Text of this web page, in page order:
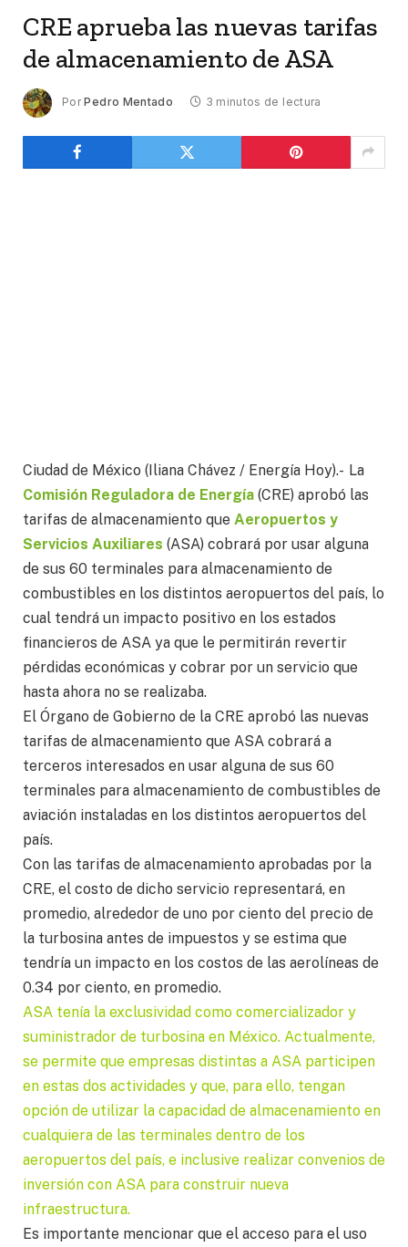
CRE aprueba las nuevas tarifas
de almacenamiento de ASA
Por Pedro Mentado 3 minutos de lectura
Ciudad de México (Iliana Chávez / Energía Hoy).- La
Comisión Reguladora de Energía (CRE) aprobó las
tarifas de almacenamiento que Aeropuertos y
Servicios Auxiliares (ASA) cobrará por usar alguna
de sus 60 terminales para almacenamiento de
combustibles en los distintos aeropuertos del país, lo
cual tendrá un impacto positivo en los estados
financieros de ASA ya que le permitirán revertir
pérdidas económicas y cobrar por un servicio que
hasta ahora no se realizaba.
El Órgano de Gobierno de la CRE aprobó las nuevas
tarifas de almacenamiento que ASA cobrará a
terceros interesados en usar alguna de sus 60
terminales para almacenamiento de combustibles de
aviación instaladas en los distintos aeropuertos del
país.
Con las tarifas de almacenamiento aprobadas por la
CRE, el costo de dicho servicio representará, en
promedio, alrededor de uno por ciento del precio de
la turbosina antes de impuestos y se estima que
tendría un impacto en los costos de las aerolíneas de
0.34 por ciento, en promedio.
ASA tenía la exclusividad como comercializador y
suministrador de turbosina en México. Actualmente,
se permite que empresas distintas a ASA participen
en estas dos actividades y que, para ello, tengan
opción de utilizar la capacidad de almacenamiento en
cualquiera de las terminales dentro de los
aeropuertos del país, e inclusive realizar convenios de
inversión con ASA para construir nueva
infraestructura.
Es importante mencionar que el acceso para el uso